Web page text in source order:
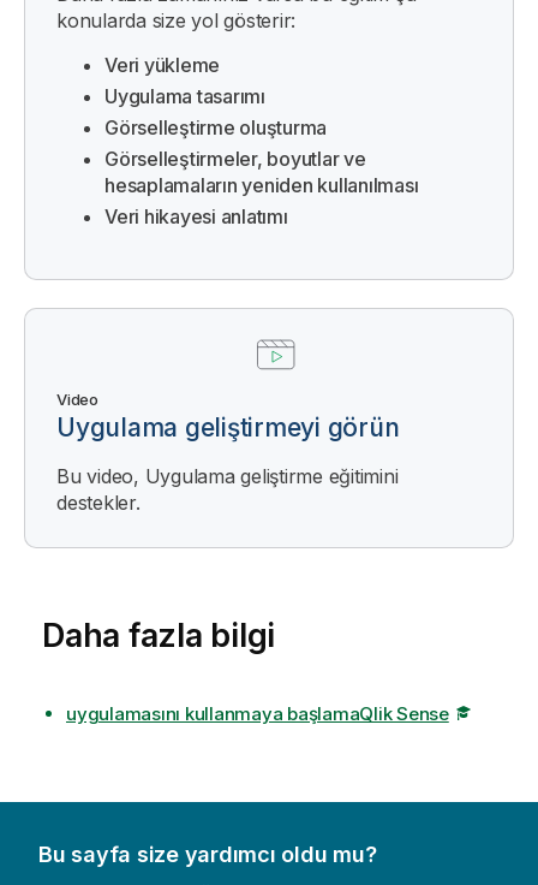
konularda size yol gösterir:
Veri yükleme
Uygulama tasarımı
Görselleştirme oluşturma
Görselleştirmeler, boyutlar ve
hesaplamaların yeniden kullanılması
Veri hikayesi anlatımı
Video
Uygulama geliştirmeyi görün
Bu video, Uygulama geliştirme eğitimini
destekler.
Daha fazla bilgi
uygulamasını kullanmaya başlamaQlik Sense
Bu sayfa size yardımcı oldu mu?